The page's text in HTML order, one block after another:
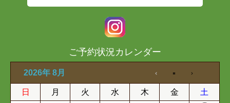
ご予約状況カレンダー
2026年 8月
日 月 火 水 木 金 土